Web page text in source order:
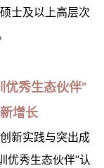
士及以上高层次
优秀生态伙伴”
增长
新实践与突出成
秀生态伙伴”认